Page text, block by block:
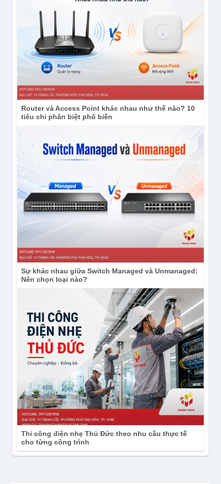
Router và Access Point khác nhau như thế nào? 10
tiêu chi phân biệt phổ biến
Sự khác nhau giữa Switch Managed và Unmanaged:
Nên chọn loại nào?
Thi công điện nhẹ Thủ Đức theo nhu cầu thực tế
cho từng công trình